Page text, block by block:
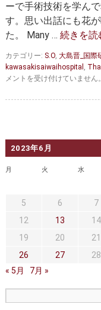
正しい病院の選び方
お問い合わせ
外来予約をされた方へ
手術概要
医師募集情報
トピックス一覧
アーカイブ
ーで手術技術を学ん
す。思い出話にも花
た。 Many … 続きを読
カテゴリー: S.O, 大島晋_国際
kawasakisaiwaihospital ,
メントを受け付けていません。
2023年6月
月 火 水
5
6 7
12
13 14
19
20 21
26
27 28
« 5月
7月 »